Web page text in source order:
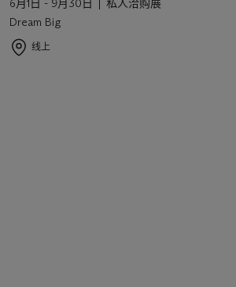
6月1日 - 9月30日
私人洽购展
Dream Big
线上